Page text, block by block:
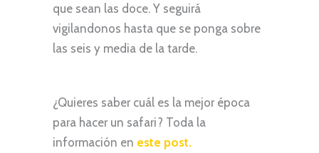
que sean las doce. Y seguirá
vigilandonos hasta que se ponga sobre
las seis y media de la tarde.
¿Quieres saber cuál es la mejor época
para hacer un safari? Toda la
información en este post.